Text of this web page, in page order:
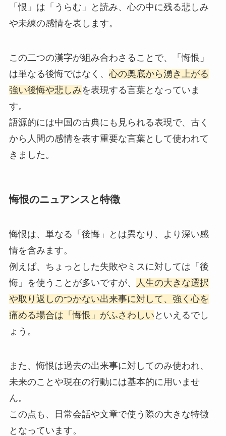
「恨」は「うらむ」と読み、心の中に残る悲しみ
や未練の感情を表します。
この二つの漢字が組み合わさることで、「悔恨」
は単なる後悔ではなく、心の奥底から湧き上がる
強い後悔や悲しみを表現する言葉となっていま
す。
語源的には中国の古典にも見られる表現で、古く
から人間の感情を表す重要な言葉として使われて
きました。
悔恨のニュアンスと特徴
悔恨は、単なる「後悔」とは異なり、より深い感
情を含みます。
例えば、ちょっとした失敗やミスに対しては「後
悔」を使うことが多いですが、
人生の大きな選択
や取り返しのつかない出来事に対して、強く心を
痛める場合は「悔恨」がふさわしい といえるでし
ょう。
また、悔恨は過去の出来事に対してのみ使われ、
未来のことや現在の行動には基本的に用いませ
ん。
この点も、日常会話や文章で使う際の大きな特徴
となっています。